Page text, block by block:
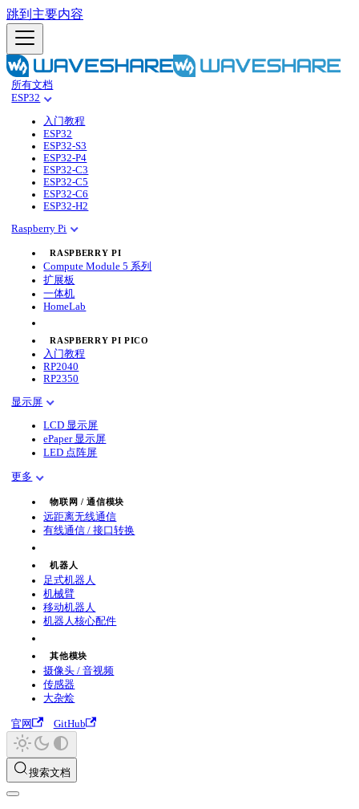
跳到主要内容
所有文档
ESP32
入门教程
ESP32
ESP32-S3
ESP32-P4
ESP32-C3
ESP32-C5
ESP32-C6
ESP32-H2
Raspberry Pi
RASPBERRY PI
Compute Module 5 系列
扩展板
一体机
HomeLab
RASPBERRY PI PICO
入门教程
RP2040
RP2350
显示屏
LCD 显示屏
ePaper 显示屏
LED 点阵屏
更多
物联网 / 通信模块
远距离无线通信
有线通信 / 接口转换
机器人
足式机器人
机械臂
移动机器人
机器人核心配件
其他模块
摄像头 / 音视频
传感器
大杂烩
官网 GitHub
搜索文档